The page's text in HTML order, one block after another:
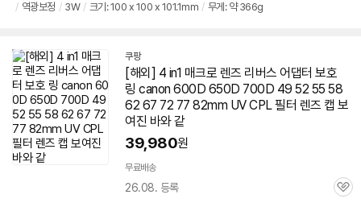
/ 역광보정 / 3W / 크기: 100 x 100 x 101.1mm / 무게: 약 366g
쿠팡
[해외] 4 in1 매크로 렌즈 리버스 어댑터 보호
링 canon 600D 650D 700D 49 52 55 58
62 67 72 77 82mm UV CPL 필터 렌즈 캡 보
여진 바와 같
39,980원
무료배송
26.08. 등록
관